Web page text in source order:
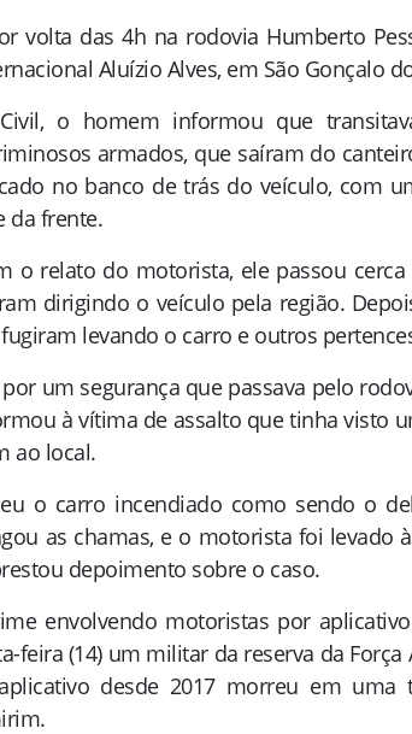
volta das 4h na rodovia Humberto
Aluízio Alves, em São Gonçalo
o homem informou que
armados, que saíram do
no banco de trás do veículo, com
da frente.
o relato do motorista, ele passou
dirigindo o veículo pela região.
levando o carro e outros
um segurança que passava pelo
à vítima de assalto que tinha visto
ao local.
o carro incendiado como sendo o
as chamas, e o motorista foi levado
depoimento sobre o caso.
envolvendo motoristas por
feira (14) um militar da reserva da
desde 2017 morreu em uma